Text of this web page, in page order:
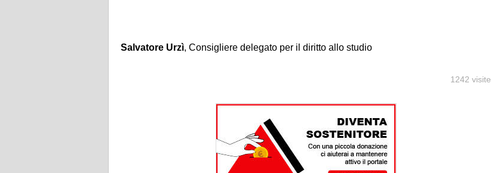
Salvatore Urzì, Consigliere delegato per il diritto allo studio
1242 visite